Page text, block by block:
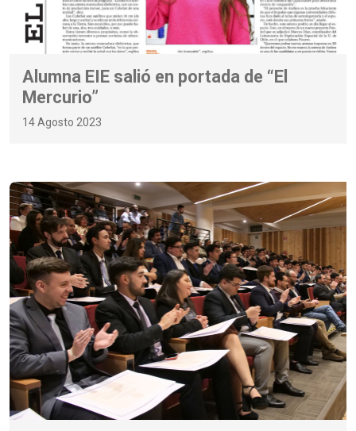
Alumna EIE salió en portada de “El
Mercurio”
14 Agosto 2023